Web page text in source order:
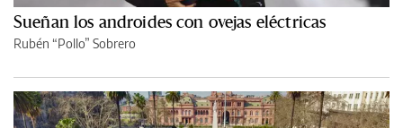
Sueñan los androides con ovejas eléctricas
Rubén “Pollo” Sobrero